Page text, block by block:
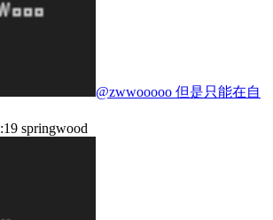
@zwwooooo 但是只能在自
springwood